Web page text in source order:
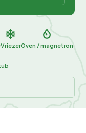
VriezerOven / magnetron